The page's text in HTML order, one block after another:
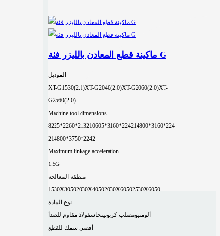
ماكينة قطع المعادن بالليزر فئة G
الموديل
XT-G1530(2.1)XT-G2040(2.0)XT-G2060(2.0)XT-
G2560(2.0)
Machine tool dimensions
8225*2260*213210605*3160*224214800*3160*224
214800*3750*2242
Maximum linkage acceleration
1.5G
منطقة المعالجة
1530X30502030X40502030X60502530X6050
نوع المادة
ألومنيومصلب كربونينحاسفولاذ مقاوم للصدأ
أقصى سمك للقطع